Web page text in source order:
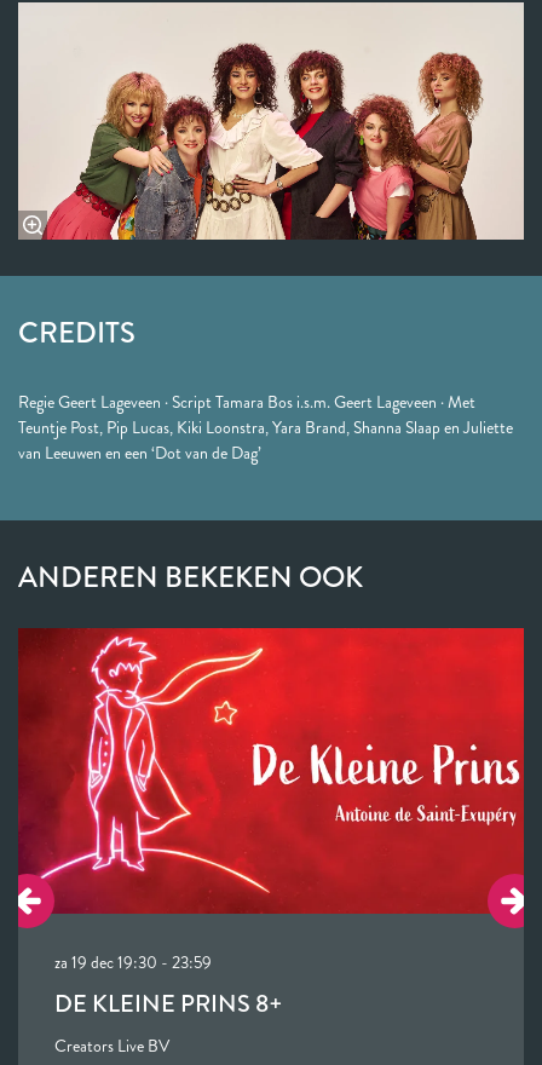
CREDITS
Regie Geert Lageveen · Script Tamara Bos i.s.m. Geert Lageveen · Met
Teuntje Post, Pip Lucas, Kiki Loonstra, Yara Brand, Shanna Slaap en Juliette
van Leeuwen en een ‘Dot van de Dag’
ANDEREN BEKEKEN OOK
DE KLEINE PRINS 8+
Creators Live BV
za 19 dec19:30 - 23:59